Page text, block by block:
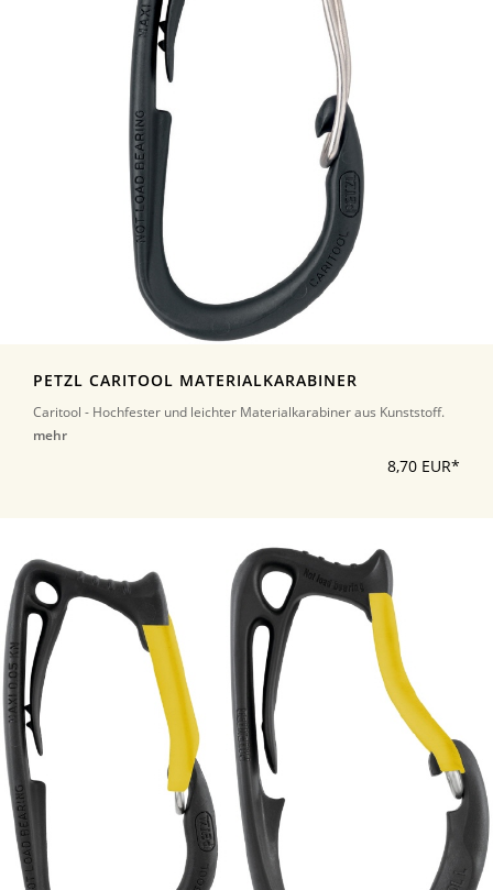
PETZL CARITOOL MATERIALKARABINER
Caritool - Hochfester und leichter Materialkarabiner aus Kunststoff.
mehr
8,70 EUR*